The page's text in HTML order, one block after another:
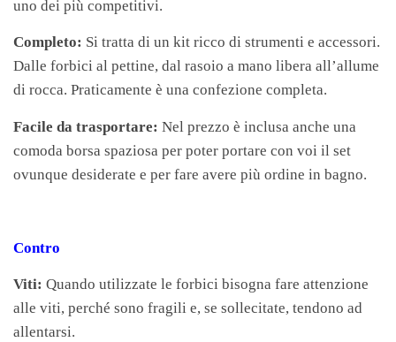
uno dei più competitivi.
Completo: Si tratta di un kit ricco di strumenti e accessori.
Dalle forbici al pettine, dal rasoio a mano libera all’allume
di rocca. Praticamente è una confezione completa.
Facile da trasportare: Nel prezzo è inclusa anche una
comoda borsa spaziosa per poter portare con voi il set
ovunque desiderate e per fare avere più ordine in bagno.
Contro
Viti: Quando utilizzate le forbici bisogna fare attenzione
alle viti, perché sono fragili e, se sollecitate, tendono ad
allentarsi.